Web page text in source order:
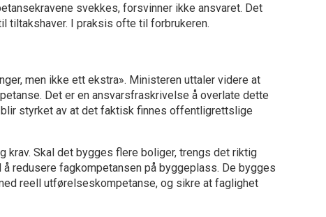
svekkes, forsvinner ikke ansvaret. Det
tiltakshaver. I praksis ofte til forbrukeren.
men ikke ett ekstra». Ministeren uttaler videre at
Det er en ansvarsfraskrivelse å overlate dette
styrket av at det faktisk finnes offentligrettslige
Skal det bygges flere boliger, trengs det riktig
redusere fagkompetansen på byggeplass. De bygges
reell utførelseskompetanse, og sikre at faglighet